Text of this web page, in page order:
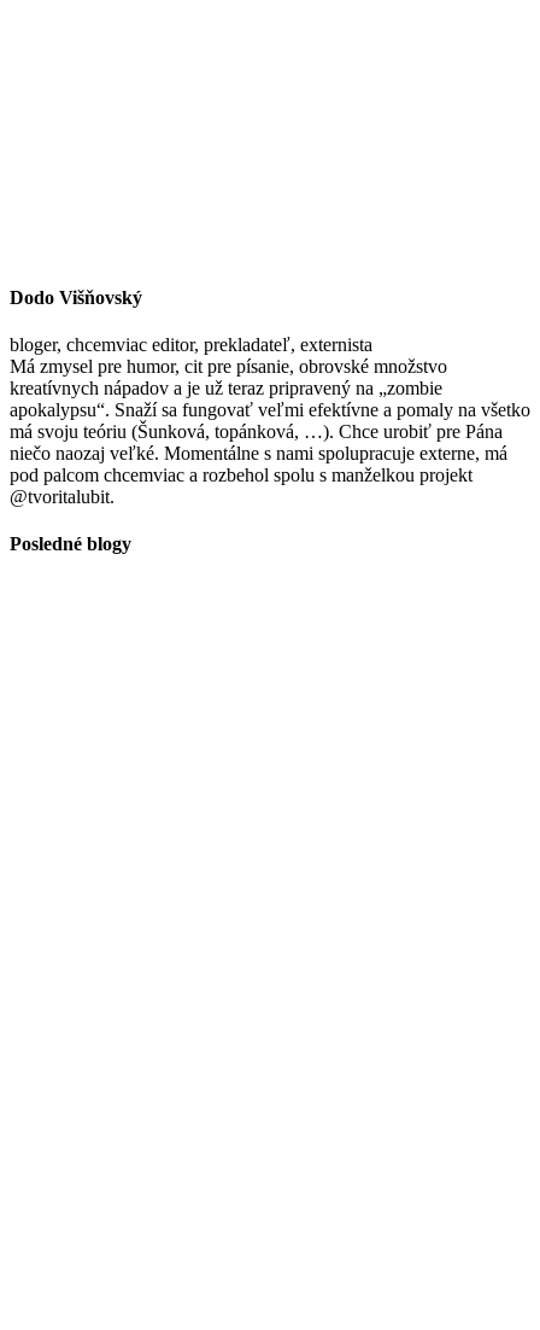
Dodo Višňovský
bloger, chcemviac editor, prekladateľ, externista
Má zmysel pre humor, cit pre písanie, obrovské množstvo
kreatívnych nápadov a je už teraz pripravený na „zombie
apokalypsu“. Snaží sa fungovať veľmi efektívne a pomaly na všetko
má svoju teóriu (Šunková, topánková, …). Chce urobiť pre Pána
niečo naozaj veľké. Momentálne s nami spolupracuje externe, má
pod palcom chcemviac a rozbehol spolu s manželkou projekt
@tvoritalubit.
Posledné blogy